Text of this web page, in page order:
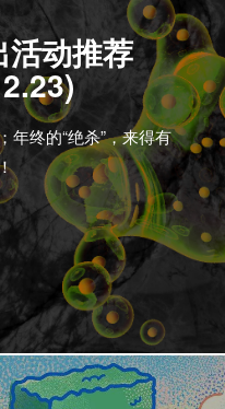
活动推荐
年终的“绝杀”，来得有